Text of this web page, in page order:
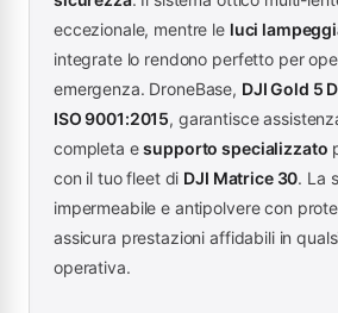
eccezionale, mentre le luci
integrate lo rendono perfetto per
emergenza. DroneBase, DJI Gold 5
ISO 9001:2015, garantisce
completa esupporto specializzato
con il tuo fleet di DJI Matrice 30. La
impermeabile e antipolvere con
assicura prestazioni affidabili in
operativa.